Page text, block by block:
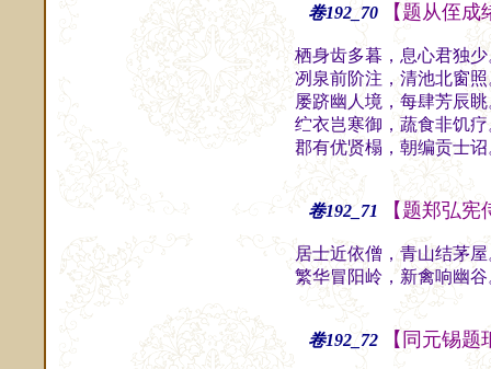
卷192_70 【题从侄
栖身齿多暮，息心君独
冽泉前阶注，清池北窗
屡跻幽人境，每肆芳辰
纻衣岂寒御，蔬食非饥
郡有优贤榻，朝编贡士
卷192_71 【题郑弘
居士近依僧，青山结茅
繁华冒阳岭，新禽响幽
卷192_72 【同元锡